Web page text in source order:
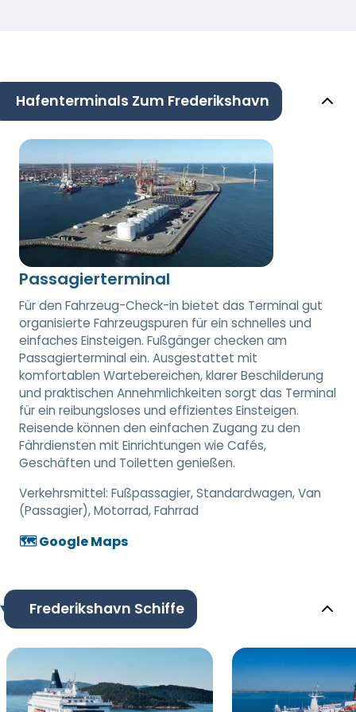
Hafenterminals Zum Frederikshavn
Passagierterminal
Für den Fahrzeug-Check-in bietet das Terminal gut
organisierte Fahrzeugspuren für ein schnelles und
einfaches Einsteigen. Fußgänger checken am
Passagierterminal ein. Ausgestattet mit
komfortablen Wartebereichen, klarer Beschilderung
und praktischen Annehmlichkeiten sorgt das Terminal
für ein reibungsloses und effizientes Einsteigen.
Reisende können den einfachen Zugang zu den
Fährdiensten mit Einrichtungen wie Cafés,
Geschäften und Toiletten genießen.
Verkehrsmittel: Fußpassagier, Standardwagen, Van
(Passagier), Motorrad, Fahrrad
🗺️ Google Maps
Frederikshavn Schiffe